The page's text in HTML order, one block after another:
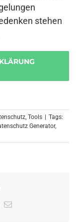
stehen
, Tools
Tags:
Generator,
E-